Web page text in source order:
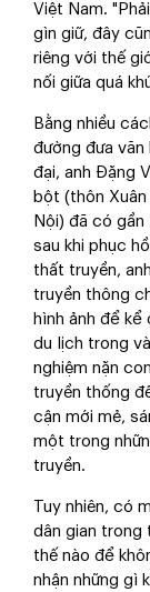
Việt Nam.
gìn giữ, đây
riêng với thế
nối giữa quá
Bằng nhiều
đường đưa
đại, anh Đặng
bột (thôn Xuân
Nội) đã có
sau khi phục
thất truyền,
truyền thông
hình ảnh để
du lịch trong
nghiệm nặn
truyền thống
cận mới mẻ,
một trong
truyền.
Tuy nhiên, có
dân gian trong
thế nào để
nhận những gì